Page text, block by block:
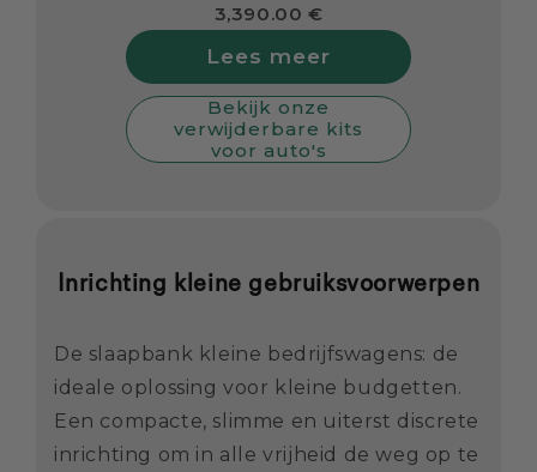
3,390.00 €
Lees meer
Bekijk onze
verwijderbare kits
voor auto's
Inrichting kleine gebruiksvoorwerpen
De slaapbank kleine bedrijfswagens: de
ideale oplossing voor kleine budgetten.
Een compacte, slimme en uiterst discrete
inrichting om in alle vrijheid de weg op te